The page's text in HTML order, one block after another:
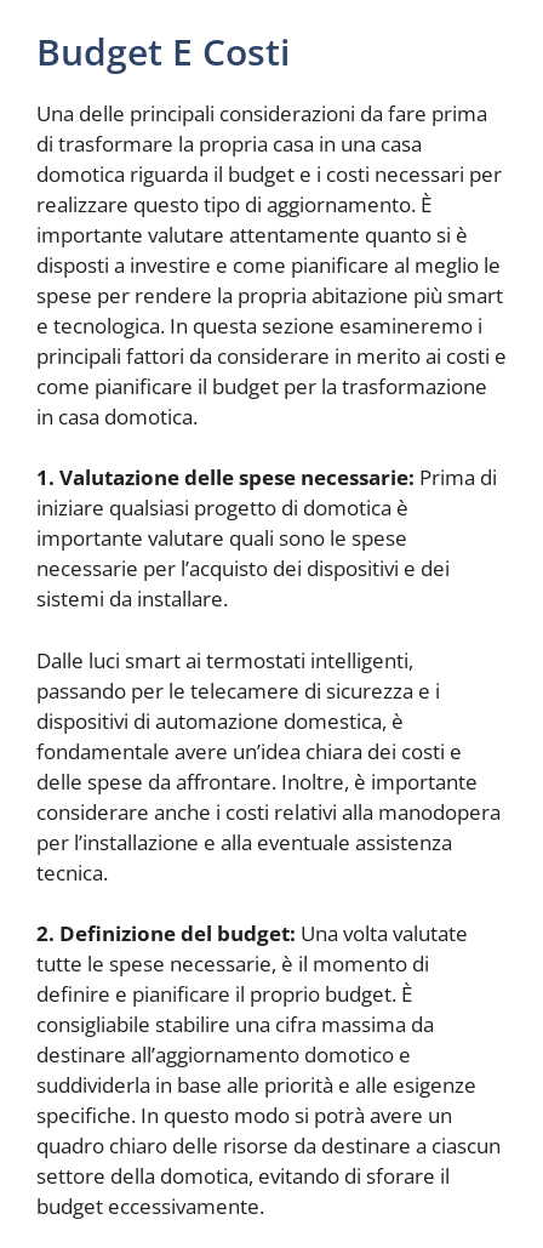
Budget E Costi
Una delle principali considerazioni da fare prima
di trasformare la propria casa in una casa
domotica riguarda il budget e i costi necessari per
realizzare questo tipo di aggiornamento. È
importante valutare attentamente quanto si è
disposti a investire e come pianificare al meglio le
spese per rendere la propria abitazione più smart
e tecnologica. In questa sezione esamineremo i
principali fattori da considerare in merito ai costi e
come pianificare il budget per la trasformazione
in casa domotica.
1. Valutazione delle spese necessarie: Prima di
iniziare qualsiasi progetto di domotica è
importante valutare quali sono le spese
necessarie per l’acquisto dei dispositivi e dei
sistemi da installare.
Dalle luci smart ai termostati intelligenti,
passando per le telecamere di sicurezza e i
dispositivi di automazione domestica, è
fondamentale avere un’idea chiara dei costi e
delle spese da affrontare. Inoltre, è importante
considerare anche i costi relativi alla manodopera
per l’installazione e alla eventuale assistenza
tecnica.
2. Definizione del budget: Una volta valutate
tutte le spese necessarie, è il momento di
definire e pianificare il proprio budget. È
consigliabile stabilire una cifra massima da
destinare all’aggiornamento domotico e
suddividerla in base alle priorità e alle esigenze
specifiche. In questo modo si potrà avere un
quadro chiaro delle risorse da destinare a ciascun
settore della domotica, evitando di sforare il
budget eccessivamente.